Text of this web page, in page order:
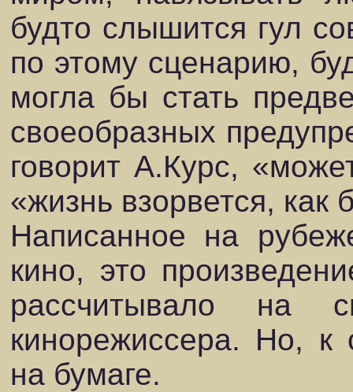
будто слышится гул
по этому сценарию,
могла бы стать
своеобразных
говорит А.Курс,
«жизнь взорвется, как
Написанное на
кино, это
рассчитывало на
кинорежиссера. Но,
на бумаге.